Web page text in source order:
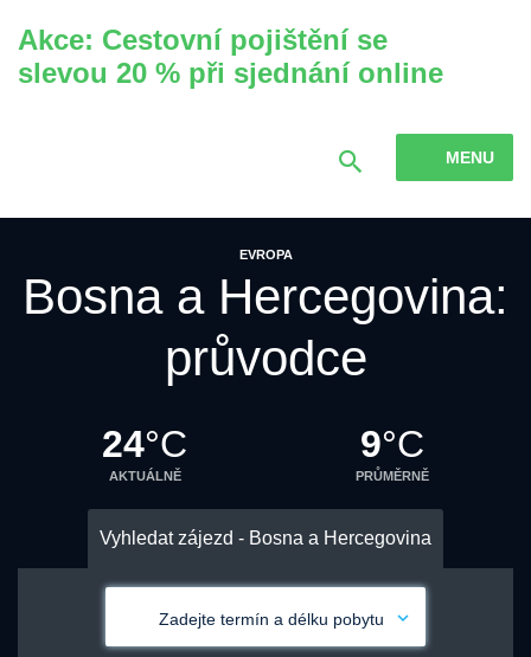
Akce: Cestovní pojištění se
slevou 20 % při sjednání online
MENU
EVROPA
Bosna a Hercegovina:
průvodce
24°C
AKTUÁLNĚ
9°C
PRŮMĚRNĚ
Vyhledat zájezd - Bosna a Hercegovina
Zadejte termín a délku pobytu